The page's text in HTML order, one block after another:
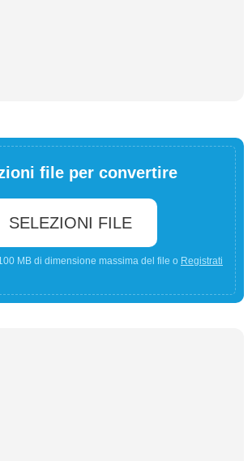
file per convertire
SELEZIONI FILE
MB di dimensione massima del file o Registrati